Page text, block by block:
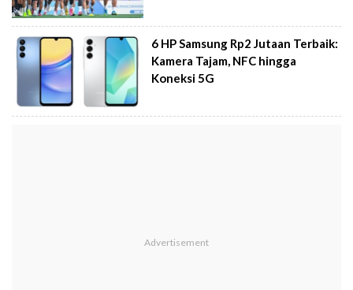
6 HP Samsung Rp2 Jutaan Terbaik:
Kamera Tajam, NFC hingga
Koneksi 5G